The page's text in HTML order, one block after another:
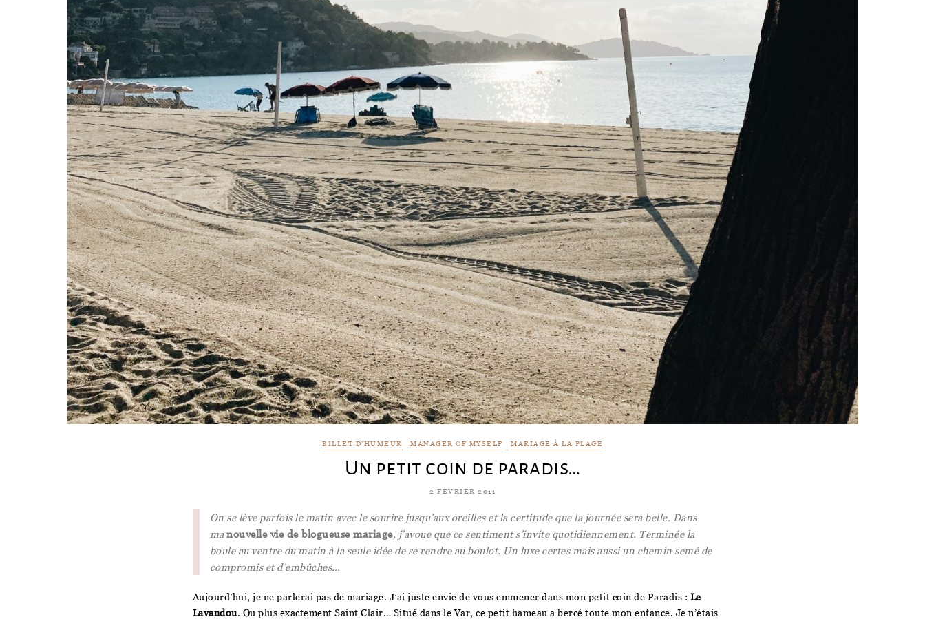
BILLET D'HUMEUR MANAGER OF MYSELF MARIAGE À LA PLAGE
Un petit coin de paradis…
2 FÉVRIER 2011
On se lève parfois le matin avec le sourire jusqu’aux oreilles et la certitude que la journée sera belle. Dans
manouvelle vie de blogueuse mariage, j’avoue que ce sentiment s’invite quotidiennement. Terminée la
boule au ventre du matin à la seule idée de se rendre au boulot. Un luxe certes mais aussi un chemin semé de
compromis et d’embûches…
Aujourd’hui, je ne parlerai pas de mariage. J’ai juste envie de vous emmener dans mon petit coin de Paradis : Le
Lavandou. Ou plus exactement Saint Clair… Situé dans le Var, ce petit hameau a bercé toute mon enfance. Je n’étais